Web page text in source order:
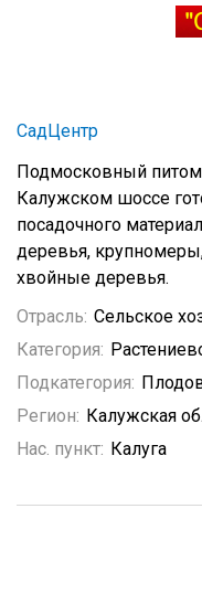
СадЦентр
Подмосковный
Калужском шоссе
посадочного
деревья,
хвойные деревья.
Отрасль: Сельское
Категория:
Подкатегория:
Регион: Калужская
Нас. пункт: Калуга